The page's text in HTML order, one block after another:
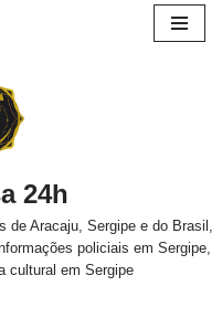
24h
de Aracaju, Sergipe e do Brasil,
policiais em Sergipe,
cultural em Sergipe